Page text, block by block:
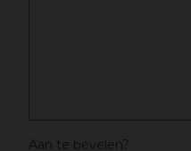
Aan te bevelen?